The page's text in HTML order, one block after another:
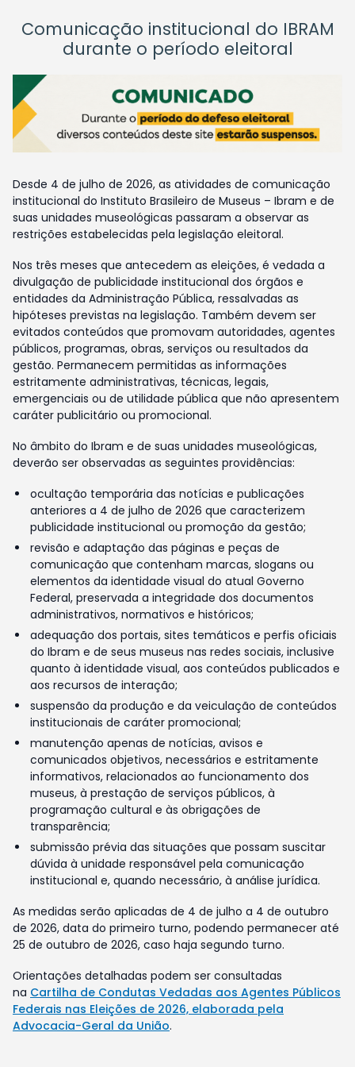
Comunicação institucional do IBRAM
durante o período eleitoral
Desde 4 de julho de 2026, as atividades de comunicação
institucional do Instituto Brasileiro de Museus – Ibram e de
suas unidades museológicas passaram a observar as
restrições estabelecidas pela legislação eleitoral.
Nos três meses que antecedem as eleições, é vedada a
divulgação de publicidade institucional dos órgãos e
entidades da Administração Pública, ressalvadas as
hipóteses previstas na legislação. Também devem ser
evitados conteúdos que promovam autoridades, agentes
públicos, programas, obras, serviços ou resultados da
gestão. Permanecem permitidas as informações
estritamente administrativas, técnicas, legais,
emergenciais ou de utilidade pública que não apresentem
caráter publicitário ou promocional.
No âmbito do Ibram e de suas unidades museológicas,
deverão ser observadas as seguintes providências:
ocultação temporária das notícias e publicações
anteriores a 4 de julho de 2026 que caracterizem
publicidade institucional ou promoção da gestão;
revisão e adaptação das páginas e peças de
comunicação que contenham marcas, slogans ou
elementos da identidade visual do atual Governo
Federal, preservada a integridade dos documentos
administrativos, normativos e históricos;
adequação dos portais, sites temáticos e perfis oficiais
do Ibram e de seus museus nas redes sociais, inclusive
quanto à identidade visual, aos conteúdos publicados e
aos recursos de interação;
suspensão da produção e da veiculação de conteúdos
institucionais de caráter promocional;
manutenção apenas de notícias, avisos e
comunicados objetivos, necessários e estritamente
informativos, relacionados ao funcionamento dos
museus, à prestação de serviços públicos, à
programação cultural e às obrigações de
transparência;
submissão prévia das situações que possam suscitar
dúvida à unidade responsável pela comunicação
institucional e, quando necessário, à análise jurídica.
As medidas serão aplicadas de 4 de julho a 4 de outubro
de 2026, data do primeiro turno, podendo permanecer até
25 de outubro de 2026, caso haja segundo turno.
Orientações detalhadas podem ser consultadas
na Cartilha de Condutas Vedadas aos Agentes Públicos
Federais nas Eleições de 2026, elaborada pela
Advocacia-Geral da União.